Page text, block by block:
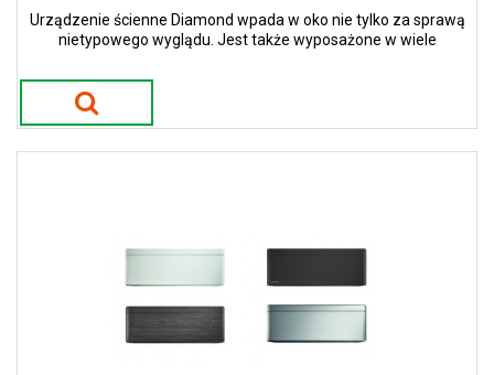
Urządzenie ścienne Diamond wpada w oko nie tylko za sprawą
nietypowego wyglądu. Jest także wyposażone w wiele